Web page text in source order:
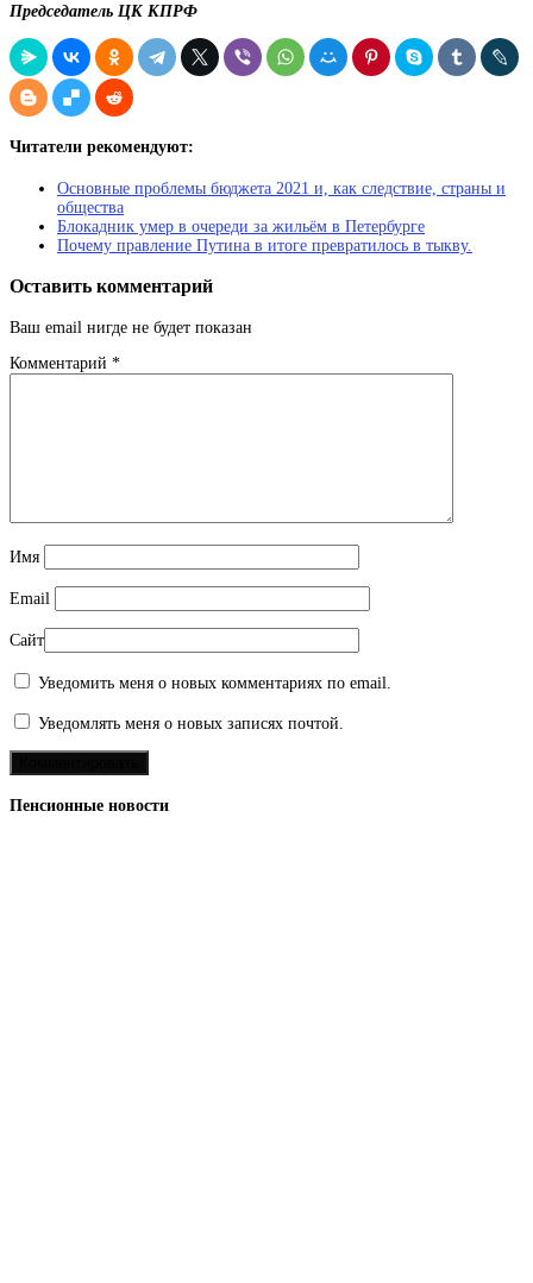
Председатель ЦК КПРФ
Читатели рекомендуют:
Основные проблемы бюджета 2021 и, как следствие, страны и
общества
Блокадник умер в очереди за жильём в Петербурге
Почему правление Путина в итоге превратилось в тыкву.
Оставить комментарий
Ваш email нигде не будет показан
Комментарий *
Имя
Email
Сайт
Уведомить меня о новых комментариях по email.
Уведомлять меня о новых записях почтой.
Пенсионные новости